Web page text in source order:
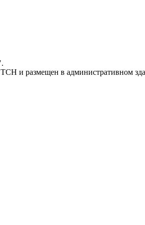
и размещен в административном